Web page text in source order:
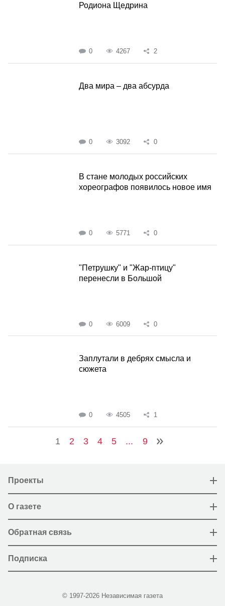
Родиона Щедрина
0 4267 2
Два мира – два абсурда
0 3092 0
В стане молодых российских
хореографов появилось новое имя
0 5771 0
"Петрушку" и "Жар-птицу"
перенесли в Большой
0 6009 0
Заплутали в дебрях смысла и
сюжета
0 4505 1
1 2 3 4 5 ... 9
Проекты
О газете
Обратная связь
Подписка
© 1997-2026 Независимая газета